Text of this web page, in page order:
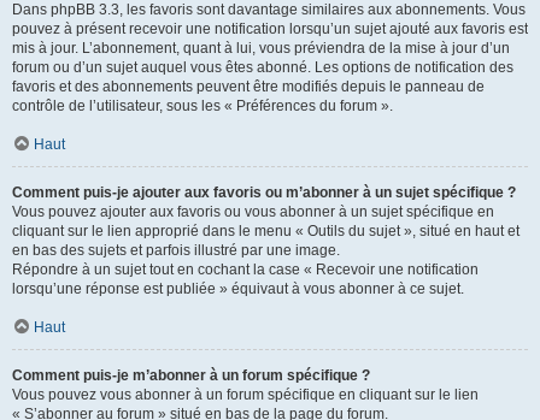
Dans phpBB 3.3, les favoris sont davantage similaires aux abonnements. Vous
pouvez à présent recevoir une notification lorsqu’un sujet ajouté aux favoris est
mis à jour. L’abonnement, quant à lui, vous préviendra de la mise à jour d’un
forum ou d’un sujet auquel vous êtes abonné. Les options de notification des
favoris et des abonnements peuvent être modifiés depuis le panneau de
contrôle de l’utilisateur, sous les « Préférences du forum ».
Haut
Comment puis-je ajouter aux favoris ou m’abonner à un sujet spécifique ?
Vous pouvez ajouter aux favoris ou vous abonner à un sujet spécifique en
cliquant sur le lien approprié dans le menu « Outils du sujet », situé en haut et
en bas des sujets et parfois illustré par une image.
Répondre à un sujet tout en cochant la case « Recevoir une notification
lorsqu’une réponse est publiée » équivaut à vous abonner à ce sujet.
Haut
Comment puis-je m’abonner à un forum spécifique ?
Vous pouvez vous abonner à un forum spécifique en cliquant sur le lien
« S’abonner au forum » situé en bas de la page du forum.